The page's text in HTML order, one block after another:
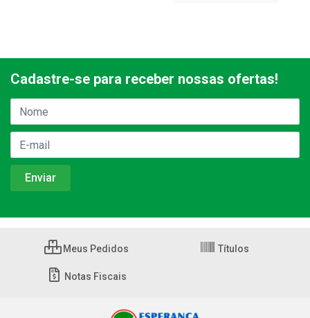
Cadastre-se para receber nossas ofertas!
Meus Pedidos Títulos
Notas Fiscais